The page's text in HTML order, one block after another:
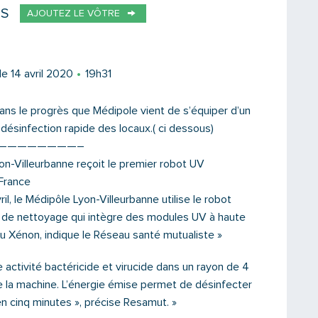
Message
AJOUTEZ LE VÔTRE
le 14 avril 2020 19h31
le progrès que Médipole vient de s’équiper d’un
rapide des locaux.( ci dessous)
Villeurbanne reçoit le premier robot UV
le Médipôle Lyon-Villeurbanne utilise le robot
de nettoyage qui intègre des modules UV à haute
Xénon, indique le Réseau santé mutualiste »
activité bactéricide et virucide dans un rayon de 4
machine. L’énergie émise permet de désinfecter
cinq minutes », précise Resamut. »